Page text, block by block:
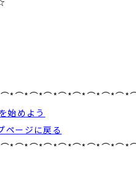
始めよう
ページに戻る